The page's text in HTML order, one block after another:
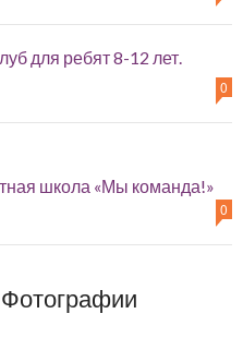
для ребят 8-12 лет.
0
школа «Мы команда!»
0